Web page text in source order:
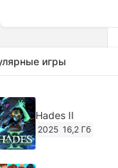
игры
Hades II
2025 16,2 Гб